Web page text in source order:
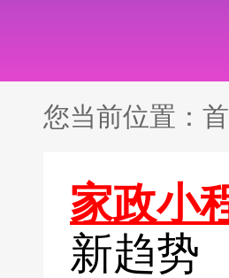
您当前位置：
家政小
新趋势